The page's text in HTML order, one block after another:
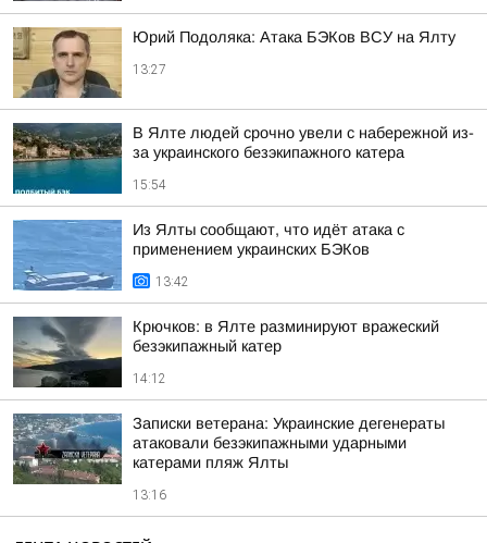
Юрий Подоляка: Атака БЭКов ВСУ на Ялту
13:27
В Ялте людей срочно увели с набережной из-
за украинского безэкипажного катера
15:54
Из Ялты сообщают, что идёт атака с
применением украинских БЭКов
13:42
Крючков: в Ялте разминируют вражеский
безэкипажный катер
14:12
Записки ветерана: Украинские дегенераты
атаковали безэкипажными ударными
катерами пляж Ялты
13:16